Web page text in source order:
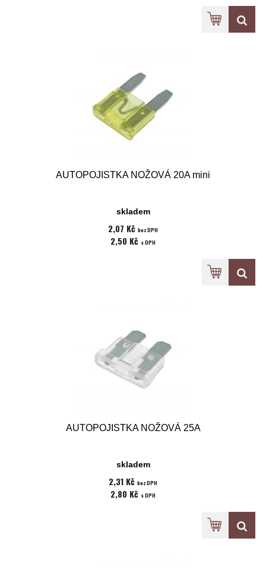
AUTOPOJISTKA NOŽOVÁ 20A mini
skladem
2,07 Kč bez DPH
2,50 Kč s DPH
AUTOPOJISTKA NOŽOVÁ 25A
skladem
2,31 Kč bez DPH
2,80 Kč s DPH